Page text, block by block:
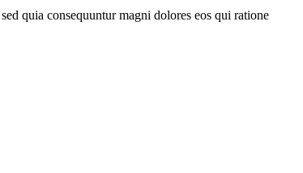
quia consequuntur magni dolores eos qui ratione